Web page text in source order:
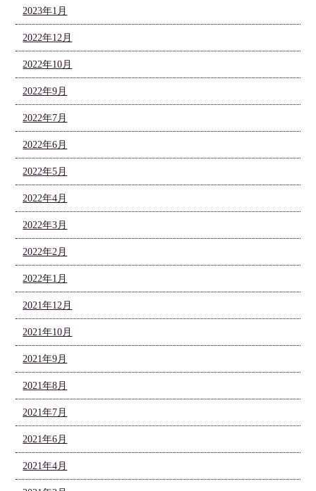
2023年1月
2022年12月
2022年10月
2022年9月
2022年7月
2022年6月
2022年5月
2022年4月
2022年3月
2022年2月
2022年1月
2021年12月
2021年10月
2021年9月
2021年8月
2021年7月
2021年6月
2021年4月